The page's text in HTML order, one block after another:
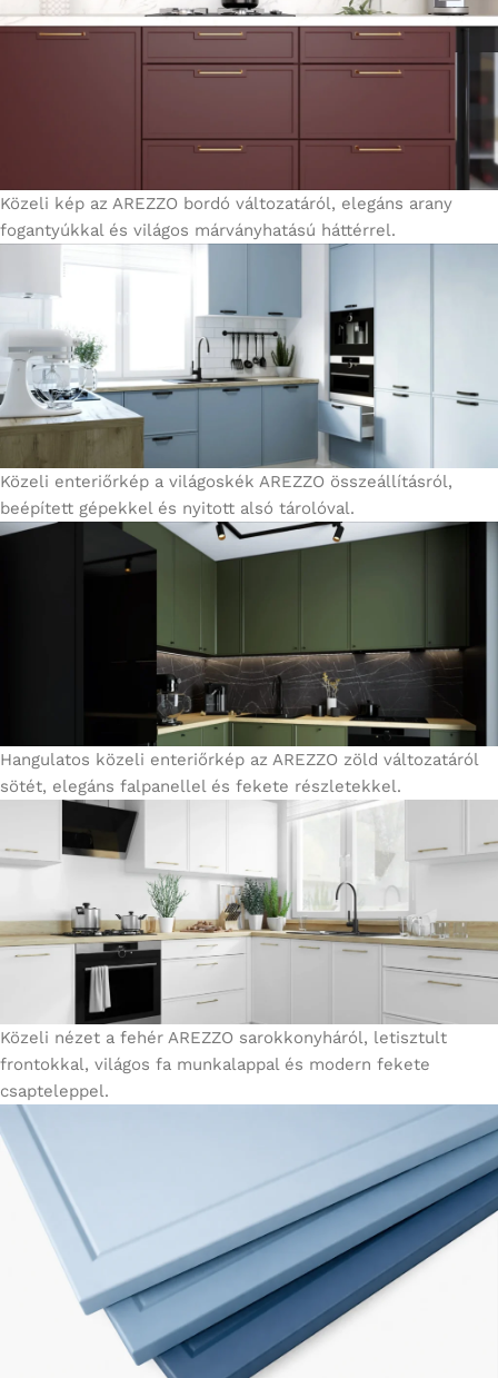
Közeli kép az AREZZO bordó változatáról, elegáns arany
fogantyúkkal és világos márványhatású háttérrel.
Közeli enteriőrkép a világoskék AREZZO összeállításról,
beépített gépekkel és nyitott alsó tárolóval.
Hangulatos közeli enteriőrkép az AREZZO zöld változatáról
sötét, elegáns falpanellel és fekete részletekkel.
Közeli nézet a fehér AREZZO sarokkonyháról, letisztult
frontokkal, világos fa munkalappal és modern fekete
csapteleppel.